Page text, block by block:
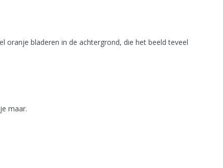
bladeren in de achtergrond, die het beeld teveel
maar.